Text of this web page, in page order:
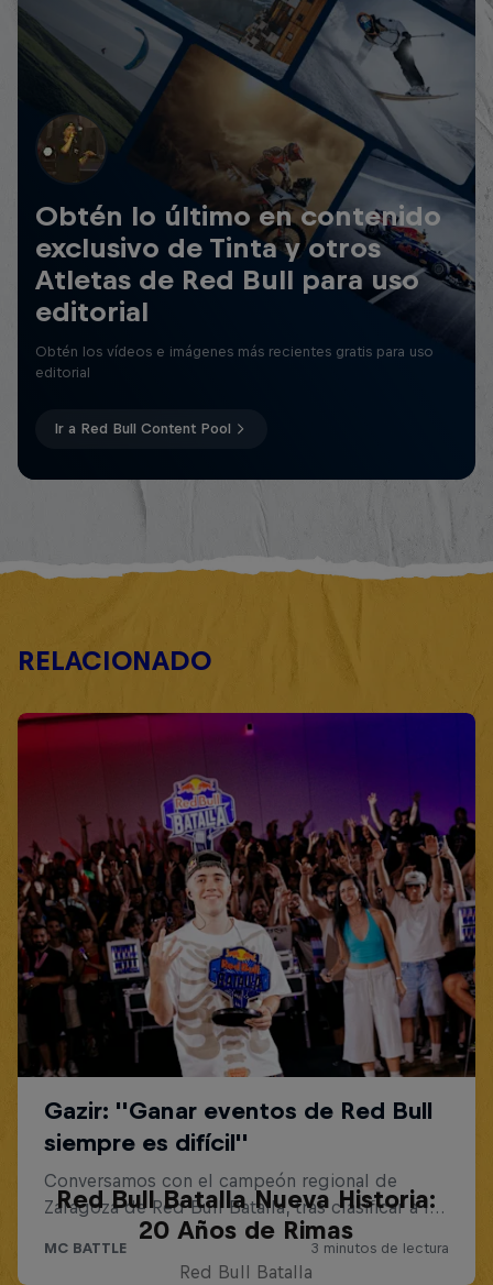
Obtén lo último en contenido
exclusivo de Tinta y otros
Atletas de Red Bull para uso
editorial
Obtén los vídeos e imágenes más recientes gratis para uso
editorial
Ir a Red Bull Content Pool
RELACIONADO
Red Bull Batalla Nueva Historia:
20 Años de Rimas
Red Bull Batalla